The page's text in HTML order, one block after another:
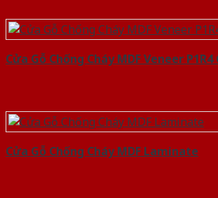
Cửa Gỗ Chống Cháy MDF Veneer P1R4
Cửa Gỗ Chống Cháy MDF Laminate